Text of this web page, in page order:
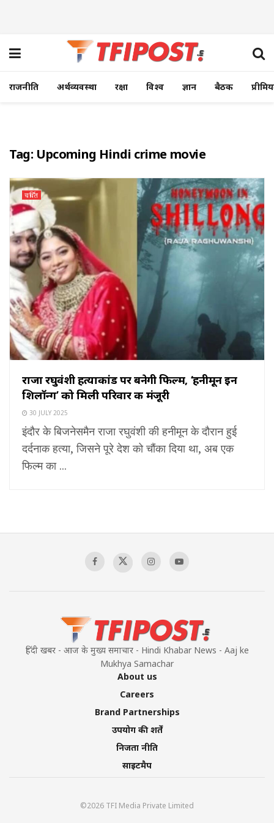
राजनीति अर्थव्यवस्था रक्षा विश्व ज्ञान बैठक
Tag: Upcoming Hindi crime movie
चर्चित
राजा रघुवंशी हत्याकांड पर बनेगी फिल्म, ‘हनीमून इन
शिलॉन्ग’ को मिली परिवार की मंजूरी
30 JULY 2025
इंदौर के बिजनेसमैन राजा रघुवंशी की हनीमून के दौरान हुई
दर्दनाक हत्या, जिसने पूरे देश को चौंका दिया था, अब एक
फिल्म का ...
हिंदी खबर - आज के मुख्य समाचार - Hindi Khabar News - Aaj ke
Mukhya Samachar
About us
Careers
Brand Partnerships
उपयोग की शर्तें
निजता नीति
साइटमैप
©2026 TFI Media Private Limited